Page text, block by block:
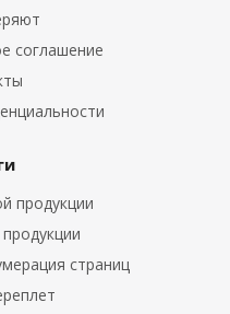
соглашение
продукции
страниц